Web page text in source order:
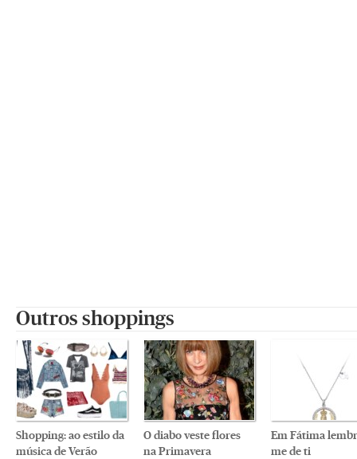
Outros shoppings
Shopping: ao estilo da
música de Verão
O diabo veste flores
na Primavera
Em Fátima
me de ti